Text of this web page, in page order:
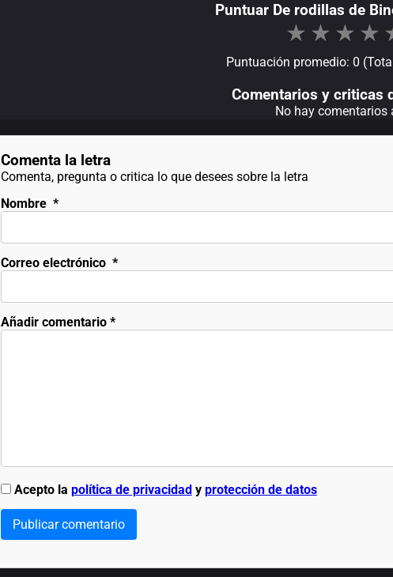
Puntuar De rodillas de
★ ★ ★ ★
Puntuación promedio: 0
Comentarios y criticas
No hay comentarios
Comenta la letra
Comenta, pregunta o critica lo que desees sobre la letra
Nombre *
Correo electrónico *
Añadir comentario*
Acepto la política de privacidady protección de datos
Publicar comentario